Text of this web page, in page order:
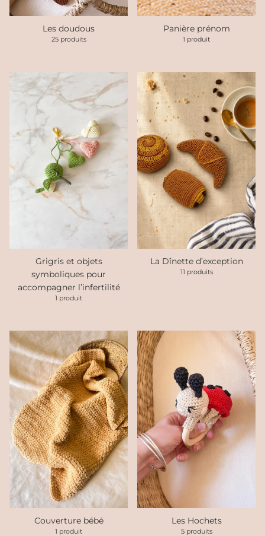
Les doudous
25 produits
Panière prénom
1 produit
Grigris et objets
symboliques pour
accompagner l’infertilité
1 produit
La Dînette d’exception
11 produits
Couverture bébé
1 produit
Les Hochets
5 produits